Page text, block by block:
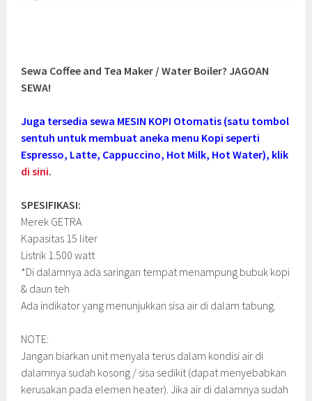
Sewa Coffee and Tea Maker / Water Boiler? JAGOAN
SEWA!
Juga tersedia sewa MESIN KOPI Otomatis (satu tombol
sentuh untuk membuat aneka menu Kopi seperti
Espresso, Latte, Cappuccino, Hot Milk, Hot Water), klik
di sini.
SPESIFIKASI:
Merek GETRA
Kapasitas 15 liter
Listrik 1.500 watt
*Di dalamnya ada saringan tempat menampung bubuk kopi
& daun teh
Ada indikator yang menunjukkan sisa air di dalam tabung.
NOTE:
Jangan biarkan unit menyala terus dalam kondisi air di
dalamnya sudah kosong / sisa sedikit (dapat menyebabkan
kerusakan pada elemen heater). Jika air di dalamnya sudah